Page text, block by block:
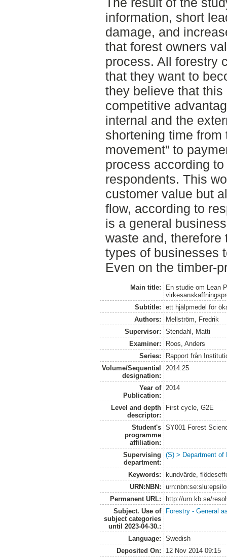
information, short
damage, and
that forest owners
process. All forestry
that they want to
they believe that
competitive
internal and the
shortening time from
movement” to
process according
respondents. This
customer value but
flow, according to
is a general
waste and,
types of businesses
Even on the timber-
Main title:
En studie om Lean
Subtitle:
ett hjälpmedel för
Authors:
Mellström, Fredrik
Supervisor:
Stendahl, Matti
Examiner:
Roos, Anders
Series:
Rapport från
Volume/Sequential
designation:
2014:25
Year of
Publication:
2014
Level and depth
descriptor:
First cycle, G2E
Student's
programme
affiliation:
SY001 Forest
Supervising
department:
(S) > Department of
Keywords:
kundvärde,
URN:NBN:
Permanent URL:
http://urn.kb.se/
Subject. Use of
subject categories
until 2023-04-30.:
Forestry - General
Language:
Swedish
Deposited On:
12 Nov 2014 09:15